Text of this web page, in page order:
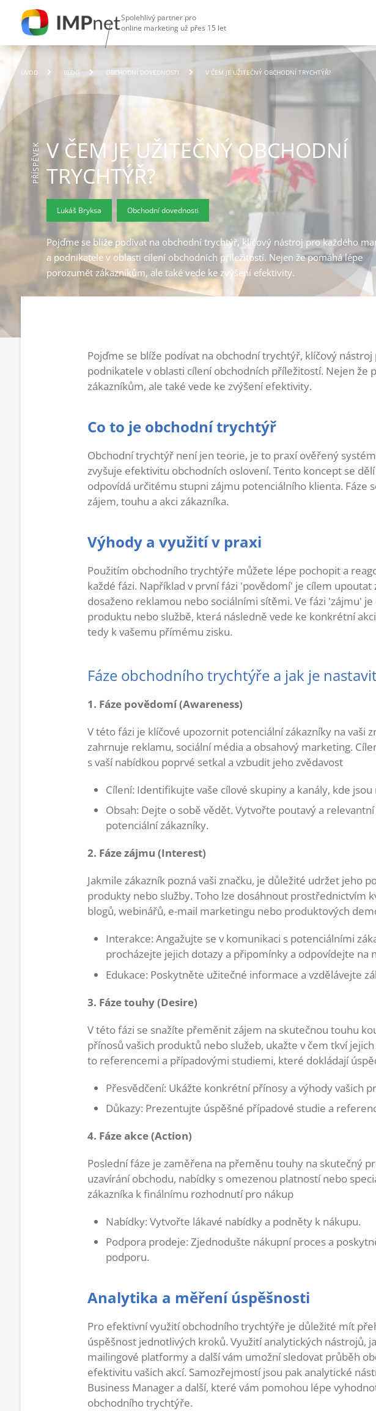
Spolehlivý partner pro
online marketing už přes 15 let
ÚVOD BLOG OBCHODNÍ DOVEDNOSTI V ČEM JE UŽITEČNÝ OBCHODNÍ TRYCHTÝŘ?
PŘÍSPĚVEK V ČEM JE UŽITEČNÝ OBCHODNÍ
TRYCHTÝŘ?
Lukáš Bryksa Obchodní dovednosti
Pojďme se blíže podívat na obchodní trychtýř, klíčový nástroj pro každého
a podnikatele v oblasti cílení obchodních příležitostí. Nejen že pomáhá lépe
porozumět zákazníkům, ale také vede ke zvýšení efektivity.
Pojďme se blíže podívat na obchodní trychtýř, klíčový
podnikatele v oblasti cílení obchodních příležitostí. Nejen že
zákazníkům, ale také vede ke zvýšení efektivity.
Co to je obchodní trychtýř
Obchodní trychtýř není jen teorie, je to praxí ověřený
zvyšuje efektivitu obchodních oslovení. Tento koncept se
odpovídá určitému stupni zájmu potenciálního klienta. Fáze
zájem, touhu a akci zákazníka.
Výhody a využití v praxi
Použitím obchodního trychtýře můžete lépe pochopit a
každé fázi. Například v první fázi 'povědomí' je cílem upoutat
dosaženo reklamou nebo sociálními sítěmi. Ve fázi 'zájmu'
produktu nebo službě, která následně vede ke konkrétní
tedy k vašemu přímému zisku.
Fáze obchodního trychtýře a jak je nastavit
1. Fáze povědomí (Awareness)
V této fázi je klíčové upozornit potenciální zákazníky na vaši
zahrnuje reklamu, sociální média a obsahový marketing.
s vaší nabídkou poprvé setkal a vzbudit jeho zvědavost
Cílení: Identifikujte vaše cílové skupiny a kanály, kde jsou
Obsah: Dejte o sobě vědět. Vytvořte poutavý a
potenciální zákazníky.
2. Fáze zájmu (Interest)
Jakmile zákazník pozná vaši značku, je důležité udržet jeho
produkty nebo služby. Toho lze dosáhnout prostřednictvím
blogů, webinářů, e-mail marketingu nebo produktových
Interakce: Angažujte se v komunikaci s potenciálními
procházejte jejich dotazy a připomínky a odpovídejte na
Edukace: Poskytněte užitečné informace a vzdělávejte
3. Fáze touhy (Desire)
V této fázi se snažíte přeměnit zájem na skutečnou touhu
přínosů vašich produktů nebo služeb, ukažte v čem tkví
to referencemi a případovými studiemi, které dokládají
Přesvědčení: Ukážte konkrétní přínosy a výhody vašich
Důkazy: Prezentujte úspěšné případové studie a
4. Fáze akce (Action)
Poslední fáze je zaměřena na přeměnu touhy na skutečný
uzavírání obchodu, nabídky s omezenou platností nebo
zákazníka k finálnímu rozhodnutí pro nákup
Nabídky: Vytvořte lákavé nabídky a podněty k nákupu.
Podpora prodeje: Zjednodušte nákupní proces a
podporu.
Analytika a měření úspěšnosti
Pro efektivní využití obchodního trychtýře je důležité mít
úspěšnost jednotlivých kroků. Využití analytických nástrojů,
mailingové platformy a další vám umožní sledovat průběh
efektivitu vašich akcí. Samozřejmostí jsou pak analytické
Business Manager a další, které vám pomohou lépe
obchodního trychtýře.